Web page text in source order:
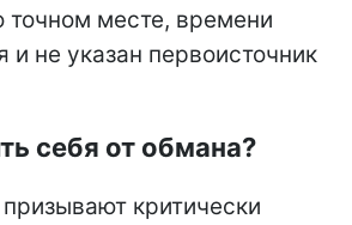
точном месте, времени
и не указан первоисточник
себя от обмана?
критически